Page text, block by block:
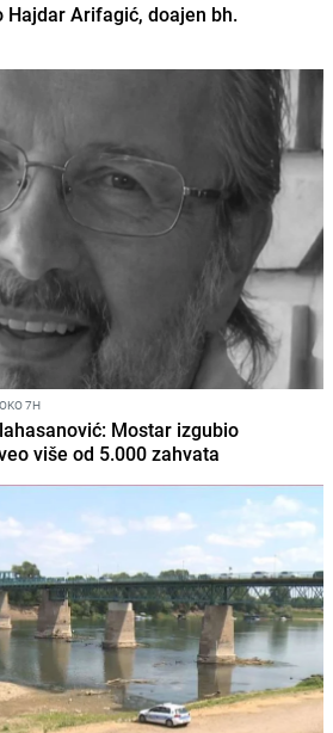
Hajdar Arifagić, doajen bh.
7H
Mostar izgubio
više od 5.000 zahvata